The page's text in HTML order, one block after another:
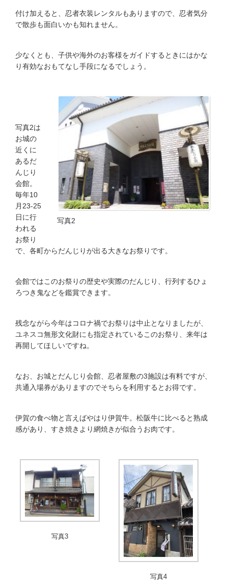
付け加えると、忍者衣装レンタルもありますので、忍者気分
で散歩も面白いかも知れません。
少なくとも、子供や海外のお客様をガイドするときにはかな
り有効なおもてなし手段になるでしょう。
写真2
写真2は
お城の
近くに
あるだ
んじり
会館。
毎年10
月23-25
日に行
われる
お祭り
で、各町からだんじりが出る大きなお祭りです。
会館ではこのお祭りの歴史や実際のだんじり、行列するひょ
ろつき鬼などを鑑賞できます。
残念ながら今年はコロナ禍でお祭りは中止となりましたが、
ユネスコ無形文化財にも指定されているこのお祭り、来年は
再開してほしいですね。
なお、お城とだんじり会館、忍者屋敷の3施設は有料ですが、
共通入場券がありますのでそちらを利用するとお得です。
伊賀の食べ物と言えばやはり伊賀牛。松阪牛に比べると熟成
感があり、すき焼きより網焼きが似合うお肉です。
写真3
写真4